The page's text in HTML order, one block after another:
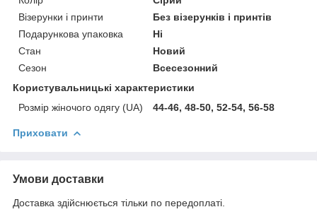
Візерунки і принти
Без візерунків і принтів
Подарункова упаковка
Ні
Стан
Новий
Сезон
Всесезонний
Користувальницькі характеристики
Розмір жіночого одягу (UA)
44-46, 48-50, 52-54, 56-58
Приховати
Умови доставки
Доставка здійснюється тільки по передоплаті.